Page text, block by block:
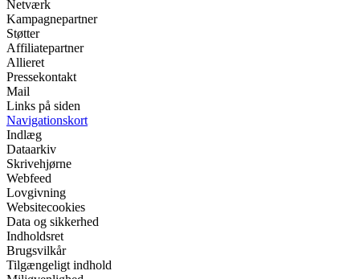
Netværk
Kampagnepartner
Støtter
Affiliatepartner
Allieret
Pressekontakt
Mail
Links på siden
Navigationskort
Indlæg
Dataarkiv
Skrivehjørne
Webfeed
Lovgivning
Websitecookies
Data og sikkerhed
Indholdsret
Brugsvilkår
Tilgængeligt indhold